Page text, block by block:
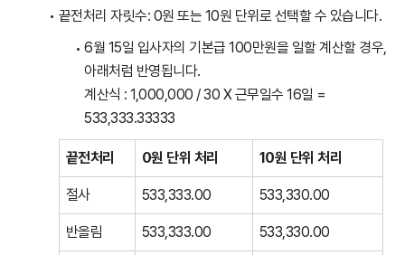
끝전처리 자릿수: 0원 또는 10원 단위로 선택할 수 있습니다.
6월 15일 입사자의 기본급 100만원을 일할 계산할 경우,
아래처럼 반영됩니다.
계산식 : 1,000,000 / 30 X 근무일수 16일 =
533,333.33333
끝전처리 0원 단위 처리 10원 단위 처리
절사 533,333.00 533,330.00
반올림 533,333.00 533,330.00